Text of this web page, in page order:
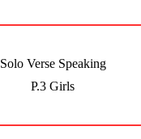
Solo Verse Speaking
P.3 Girls